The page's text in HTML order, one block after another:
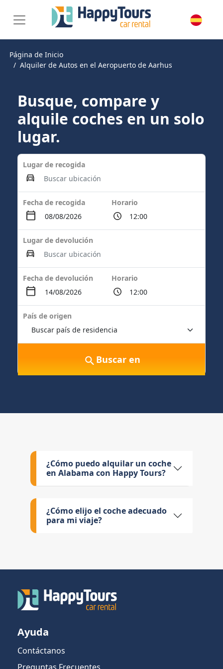
Página de Inicio
Alquiler de Autos en el Aeropuerto de Aarhus
Busque, compare y
alquile coches en un solo
lugar.
Lugar de recogida
Fecha de recogida Horario
Lugar de devolución
Fecha de devolución Horario
País de origen
Buscar en
¿Cómo puedo alquilar un coche
en Alabama con Happy Tours?
¿Cómo elijo el coche adecuado
para mi viaje?
Ayuda
Contáctanos